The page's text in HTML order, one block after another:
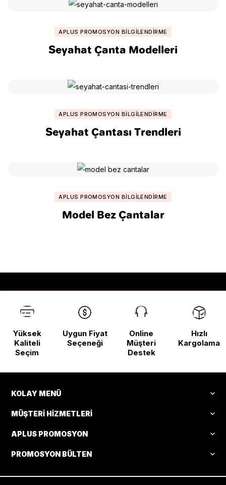
APLUS PROMOSYON BILGILENDIRME
Seyahat Çanta Modelleri
APLUS PROMOSYON BILGILENDIRME
Seyahat Çantası Trendleri
APLUS PROMOSYON BILGILENDIRME
Model Bez Çantalar
Yüksek
Kaliteli
Seçim
Uygun Fiyat
Seçeneği
Online
Müşteri
Destek
Hızlı
Kargolama
KOLAY MENÜ
MÜŞTERI HIZMETLERI
APLUS PROMOSYON
PROMOSYON BÜLTEN